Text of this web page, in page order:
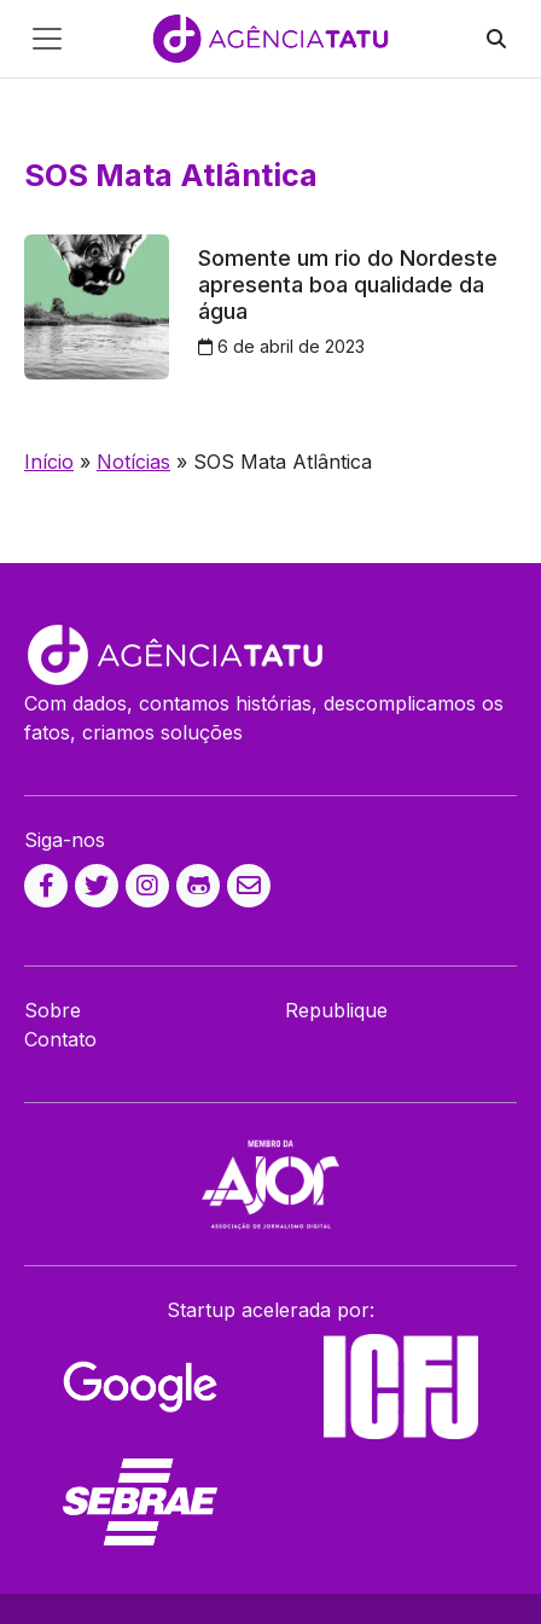
Main
Navigation
SOS Mata Atlântica
Somente um rio do Nordeste
apresenta boa qualidade da
água
6 de abril de 2023
Início » Notícias » SOS Mata Atlântica
Com dados, contamos histórias, descomplicamos os
fatos, criamos soluções
Siga-nos
Sobre
Contato
Republique
Startup acelerada por: